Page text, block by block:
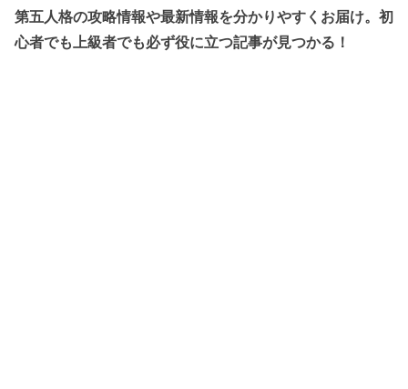
第五人格の攻略情報や最新情報を分かりやすくお届け。初
心者でも上級者でも必ず役に立つ記事が見つかる！